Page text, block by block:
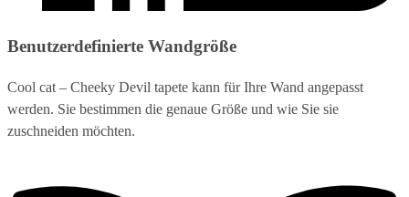
Benutzerdefinierte Wandgröße
Cool cat – Cheeky Devil tapete kann für Ihre Wand angepasst
werden. Sie bestimmen die genaue Größe und wie Sie sie
zuschneiden möchten.